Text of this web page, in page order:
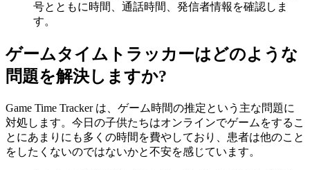
号とともに時間、通話時間、発信者情報を確認しま
す。
ゲームタイムトラッカーはどのような
問題を解決しますか?
Game Time Tracker は、ゲーム時間の推定という主な問題に
対処します。今日の子供たちはオンラインでゲームをするこ
とにあまりにも多くの時間を費やしており、患者は他のこと
をしたくないのではないかと不安を感じています。